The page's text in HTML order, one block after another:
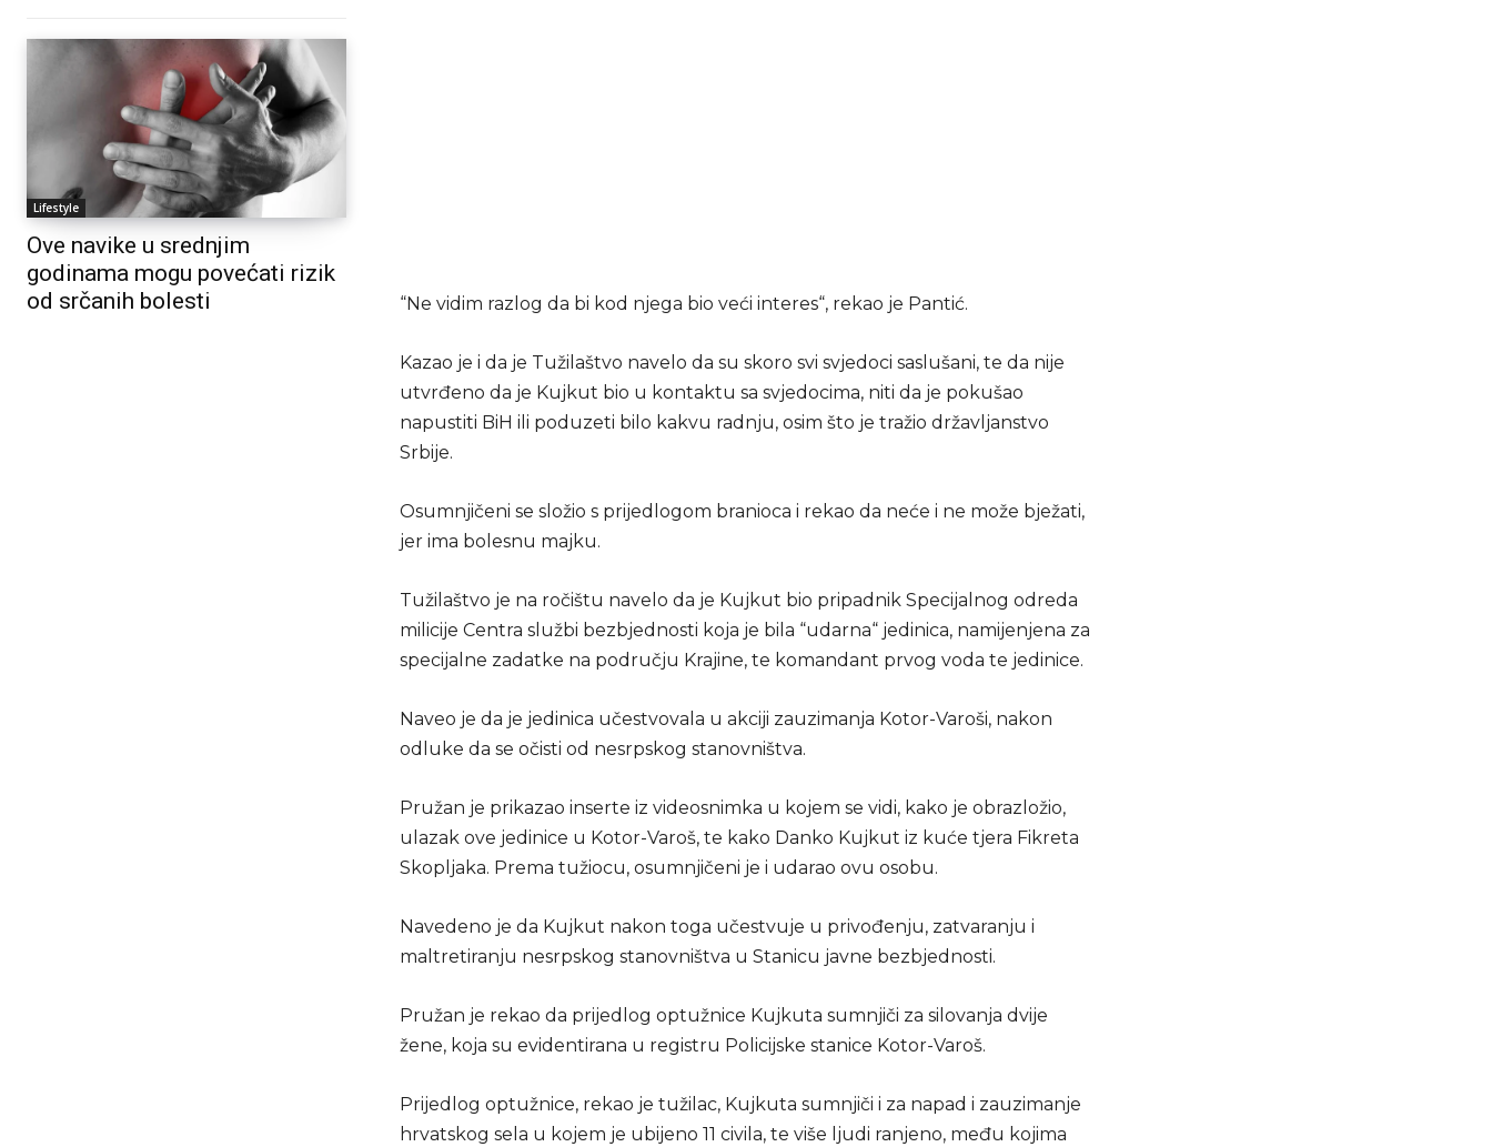
Lifestyle
Ove navike u srednjim
godinama mogu povećati rizik
od srčanih bolesti
“Ne vidim razlog da bi kod njega bio veći interes“, rekao je Pantić.
Kazao je i da je Tužilaštvo navelo da su skoro svi svjedoci saslušani, te da nije
utvrđeno da je Kujkut bio u kontaktu sa svjedocima, niti da je pokušao
napustiti BiH ili poduzeti bilo kakvu radnju, osim što je tražio državljanstvo
Srbije.
Osumnjičeni se složio s prijedlogom branioca i rekao da neće i ne može bježati,
jer ima bolesnu majku.
Tužilaštvo je na ročištu navelo da je Kujkut bio pripadnik Specijalnog odreda
milicije Centra službi bezbjednosti koja je bila “udarna“ jedinica, namijenjena za
specijalne zadatke na području Krajine, te komandant prvog voda te jedinice.
Naveo je da je jedinica učestvovala u akciji zauzimanja Kotor-Varoši, nakon
odluke da se očisti od nesrpskog stanovništva.
Pružan je prikazao inserte iz videosnimka u kojem se vidi, kako je obrazložio,
ulazak ove jedinice u Kotor-Varoš, te kako Danko Kujkut iz kuće tjera Fikreta
Skopljaka. Prema tužiocu, osumnjičeni je i udarao ovu osobu.
Navedeno je da Kujkut nakon toga učestvuje u privođenju, zatvaranju i
maltretiranju nesrpskog stanovništva u Stanicu javne bezbjednosti.
Pružan je rekao da prijedlog optužnice Kujkuta sumnjiči za silovanja dvije
žene, koja su evidentirana u registru Policijske stanice Kotor-Varoš.
Prijedlog optužnice, rekao je tužilac, Kujkuta sumnjiči i za napad i zauzimanje
hrvatskog sela u kojem je ubijeno 11 civila, te više ljudi ranjeno, među kojima